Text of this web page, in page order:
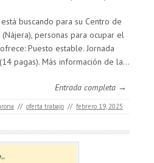
está buscando para su Centro de
personas para ocupar el
Puesto estable. Jornada
pagas). Más información de la…
Entrada completa →
// oferta trabajo // febrero 19, 2025